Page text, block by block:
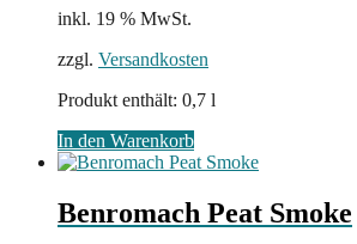
inkl. 19 % MwSt.
zzgl. Versandkosten
Produkt enthält: 0,7 l
In den Warenkorb
Benromach Peat Smoke